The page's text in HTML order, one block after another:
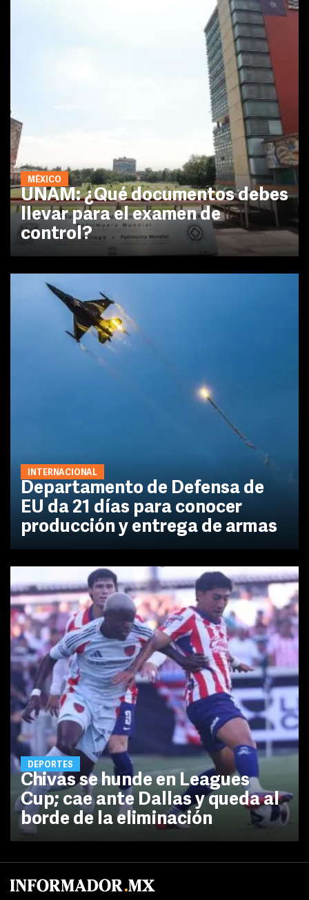
MÉXICO
UNAM: ¿Qué documentos debes
llevar para el examen de
control?
INTERNACIONAL
Departamento de Defensa de
EU da 21 días para conocer
producción y entrega de armas
DEPORTES
Chivas se hunde en Leagues
Cup; cae ante Dallas y queda al
borde de la eliminación